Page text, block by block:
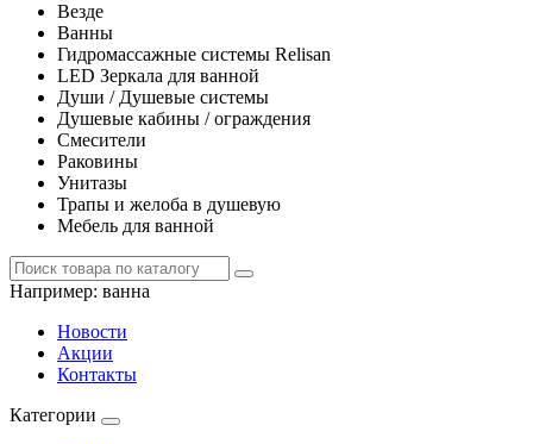
Везде
Ванны
Гидромассажные системы Relisan
LED Зеркала для ванной
Души / Душевые системы
Душевые кабины / ограждения
Смесители
Раковины
Унитазы
Трапы и желоба в душевую
Мебель для ванной
Например: ванна
Новости
Акции
Контакты
Категории